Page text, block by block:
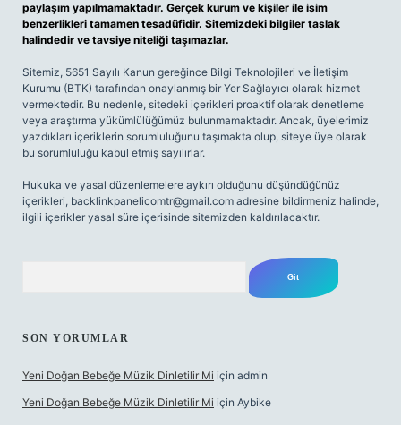
paylaşım yapılmamaktadır. Gerçek kurum ve kişiler ile isim
benzerlikleri tamamen tesadüfidir. Sitemizdeki bilgiler taslak
halindedir ve tavsiye niteliği taşımazlar.
Sitemiz, 5651 Sayılı Kanun gereğince Bilgi Teknolojileri ve İletişim
Kurumu (BTK) tarafından onaylanmış bir Yer Sağlayıcı olarak hizmet
vermektedir. Bu nedenle, sitedeki içerikleri proaktif olarak denetleme
veya araştırma yükümlülüğümüz bulunmamaktadır. Ancak, üyelerimiz
yazdıkları içeriklerin sorumluluğunu taşımakta olup, siteye üye olarak
bu sorumluluğu kabul etmiş sayılırlar.
Hukuka ve yasal düzenlemelere aykırı olduğunu düşündüğünüz
içerikleri, backlinkpanelicomtr@gmail.com adresine bildirmeniz halinde,
ilgili içerikler yasal süre içerisinde sitemizden kaldırılacaktır.
SON YORUMLAR
Yeni Doğan Bebeğe Müzik Dinletilir Mi için admin
Yeni Doğan Bebeğe Müzik Dinletilir Mi için Aybike